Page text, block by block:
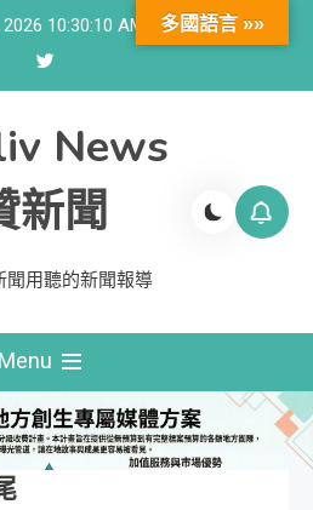
10:30:11 AM
News
新聞
聞用聽的新聞報導
Menu
多國語言 »»